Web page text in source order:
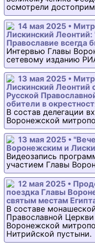
осмотрели
14 мая 2025 •
Лискинский
Православие всегда
Интервью Главы
сетевому изданию
13 мая 2025 •
Лискинский Леонтий
Русской
обители в
В состав делегации
Воронежской
13 мая 2025 •
Воронежским и
Видеозапись
участием Главы
12 мая 2025 •
поездка Главы
святым местам
В составе
Православной
Воронежской
Нитрийской пустыни.